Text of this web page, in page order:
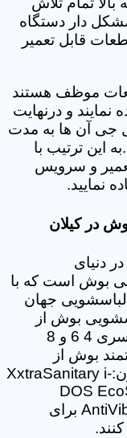
دار دستگاه
قابل تعمیر
موظف هستند
نمایند و درنهایت
جی آن ها به مدت
این ترتیب با
و سرویس
نمایید.
در کیلان
دنیای
بوش است که با
لباسشویی جهان
بوش از
ظرفیت 7 تا 9 کیلوگرمی و تحت سه سری 4 6 و 8
بوش از
تکنولوژی های منحصر به فردی همچون:XxtraSanitary i-
DOS
SuperQuick PowerWash و AntiVibration برای